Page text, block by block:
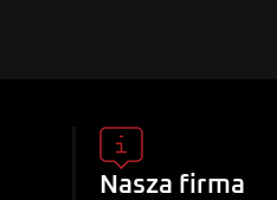
Nasza firma